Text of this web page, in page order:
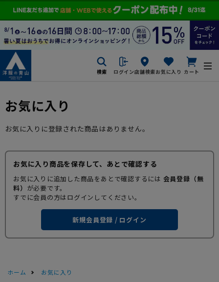
検索 ログイン店舗検索お気に入り カート
お気に入り
お気に入りに登録された商品はありません。
お気に入り商品を保存して、あとで確認する
お気に入りに追加した商品をあとで確認するには 会員登録（無
料） が必要です。
すでに会員の方はログインしてください。
新規会員登録 / ログイン
ホーム お気に入り